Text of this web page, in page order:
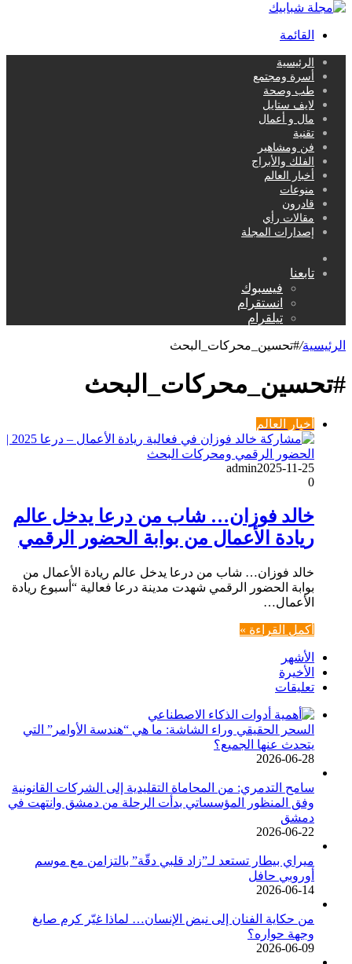
القائمة
الرئيسية
أسرة ومجتمع
طب وصحة
لايف ستايل
مال و أعمال
تقنية
فن ومشاهير
الفلك والأبراج
أخبار العالم
منوعات
قادرون
مقالات رأي
إصدارات المجلة
عن
تابعنا
فيسبوك
انستقرام
تيلقرام
الرئيسية/#تحسين_محركات_البحث
#تحسين_محركات_البحث
أخبار العالم
admin2025-11-25
0
خالد فوزان… شاب من درعا يدخل عالم
ريادة الأعمال من بوابة الحضور الرقمي
خالد فوزان… شاب من درعا يدخل عالم ريادة الأعمال من
بوابة الحضور الرقمي شهدت مدينة درعا فعالية “أسبوع ريادة
الأعمال…
أكمل القراءة »
الأشهر
الأخيرة
تعليقات
السحر الحقيقي وراء الشاشة: ما هي “هندسة الأوامر” التي
يتحدث عنها الجميع؟
2026-06-28
سامح التدمري: من المحاماة التقليدية إلى الشركات القانونية
وفق المنظور المؤسساتي بدأت الرحلة من دمشق وانتهت في
دمشق
2026-06-22
ميراي بيطار تستعد لـ”زاد قلبي دقّة” بالتزامن مع موسم
أوروبي حافل
2026-06-14
من حكاية الفنان إلى نبض الإنسان… لماذا غيّر كرم صايغ
وجهة حواره؟
2026-06-09